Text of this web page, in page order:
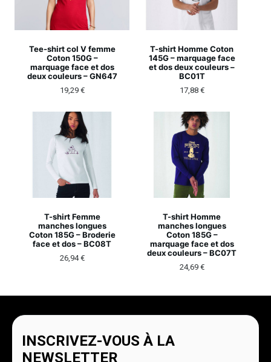
Tee-shirt col V femme
Coton 150G –
marquage face et dos
deux couleurs – GN647
19,29 €
T-shirt Homme Coton
145G – marquage face
et dos deux couleurs –
BC01T
17,88 €
T-shirt Femme
manches longues
Coton 185G – Broderie
face et dos – BC08T
26,94€
T-shirt Homme
manches longues
Coton 185G –
marquage face et dos
deux couleurs – BC07T
24,69 €
INSCRIVEZ-VOUS À LA
NEWSLETTER